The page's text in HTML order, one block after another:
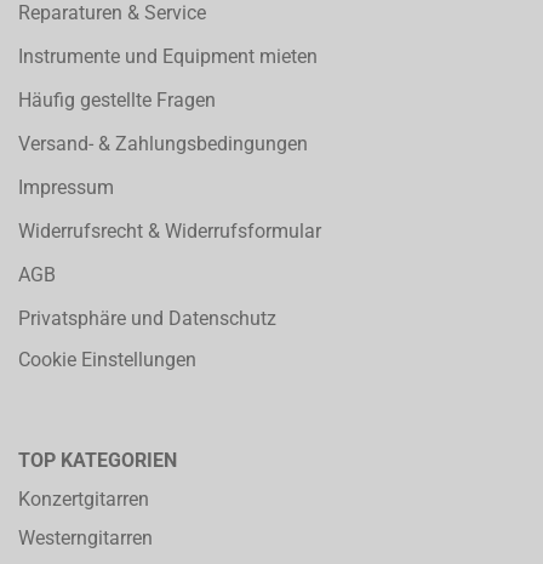
Reparaturen & Service
Instrumente und Equipment mieten
Häufig gestellte Fragen
Versand- & Zahlungsbedingungen
Impressum
Widerrufsrecht & Widerrufsformular
AGB
Privatsphäre und Datenschutz
Cookie Einstellungen
TOP KATEGORIEN
Konzertgitarren
Westerngitarren